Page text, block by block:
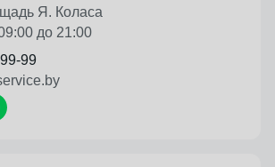
Я. Коласа
до 21:00
99